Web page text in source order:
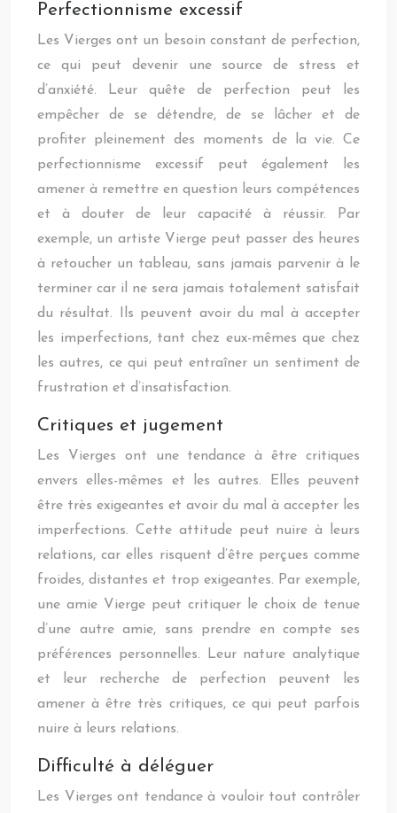
Perfectionnisme excessif
Les Vierges ont un besoin constant de perfection,
ce qui peut devenir une source de stress et
d’anxiété. Leur quête de perfection peut les
empêcher de se détendre, de se lâcher et de
profiter pleinement des moments de la vie. Ce
perfectionnisme excessif peut également les
amener à remettre en question leurs compétences
et à douter de leur capacité à réussir. Par
exemple, un artiste Vierge peut passer des heures
à retoucher un tableau, sans jamais parvenir à le
terminer car il ne sera jamais totalement satisfait
du résultat. Ils peuvent avoir du mal à accepter
les imperfections, tant chez eux-mêmes que chez
les autres, ce qui peut entraîner un sentiment de
frustration et d’insatisfaction.
Critiques et jugement
Les Vierges ont une tendance à être critiques
envers elles-mêmes et les autres. Elles peuvent
être très exigeantes et avoir du mal à accepter les
imperfections. Cette attitude peut nuire à leurs
relations, car elles risquent d’être perçues comme
froides, distantes et trop exigeantes. Par exemple,
une amie Vierge peut critiquer le choix de tenue
d’une autre amie, sans prendre en compte ses
préférences personnelles. Leur nature analytique
et leur recherche de perfection peuvent les
amener à être très critiques, ce qui peut parfois
nuire à leurs relations.
Difficulté à déléguer
Les Vierges ont tendance à vouloir tout contrôler